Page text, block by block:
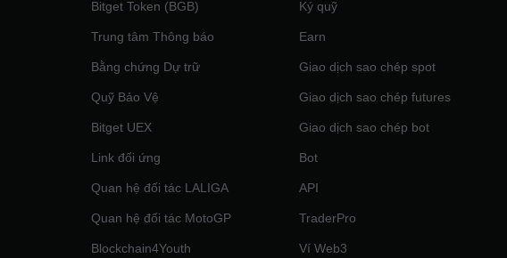
Bitget Token (BGB)
Trung tâm Thông báo
Bằng chứng Dự trữ
Quỹ Bảo Vệ
Bitget UEX
Link đối ứng
Quan hệ đối tác LALIGA
Quan hệ đối tác MotoGP
Blockchain4Youth
Ký quỹ
‌Earn
Giao dịch sao chép spot
Giao dịch sao chép futures
Giao dịch sao chép bot
Bot
API
TraderPro
Ví Web3